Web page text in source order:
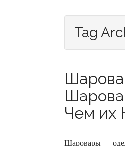
Tag
Чем их
Шаровары —